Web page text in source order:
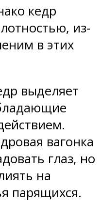
кедр
из-
в этих
выделяет
вагонка
глаз, но
на
парящихся.